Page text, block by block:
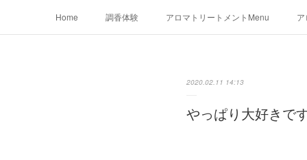
Home 調香体験 アロマトリートメントMenu
2020.02.11 14:13
やっぱり大好きで